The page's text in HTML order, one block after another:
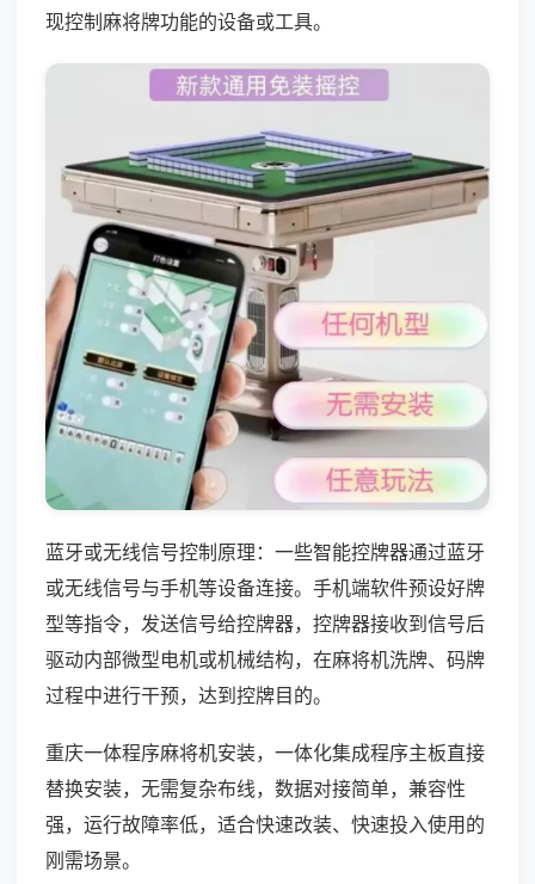
现控制麻将牌功能的设备或工具。
蓝牙或无线信号控制原理：一些智能控牌器通过蓝牙
或无线信号与手机等设备连接。手机端软件预设好牌
型等指令，发送信号给控牌器，控牌器接收到信号后
驱动内部微型电机或机械结构，在麻将机洗牌、码牌
过程中进行干预，达到控牌目的。
重庆一体程序麻将机安装，一体化集成程序主板直接
替换安装，无需复杂布线，数据对接简单，兼容性
强，运行故障率低，适合快速改装、快速投入使用的
刚需场景。